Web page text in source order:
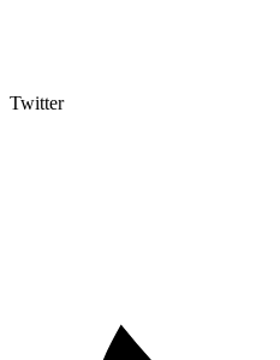
Twitter